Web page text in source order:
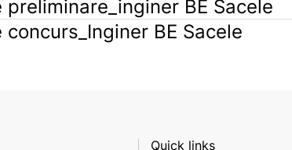
preliminare_inginer BE Sacele
concurs_Inginer BE Sacele
Quick links